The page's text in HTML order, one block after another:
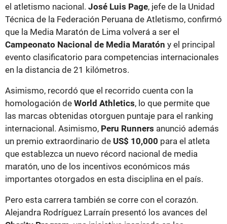
el atletismo nacional. José Luis Page, jefe de la Unidad
Técnica de la Federación Peruana de Atletismo, confirmó
que la Media Maratón de Lima volverá a ser el
Campeonato Nacional de Media Maratón y el principal
evento clasificatorio para competencias internacionales
en la distancia de 21 kilómetros.
Asimismo, recordó que el recorrido cuenta con la
homologación de World Athletics, lo que permite que
las marcas obtenidas otorguen puntaje para el ranking
internacional. Asimismo, Peru Runners anunció además
un premio extraordinario de US$ 10,000 para el atleta
que establezca un nuevo récord nacional de media
maratón, uno de los incentivos económicos más
importantes otorgados en esta disciplina en el país.
Pero esta carrera también se corre con el corazón.
Alejandra Rodríguez Larraín presentó los avances del